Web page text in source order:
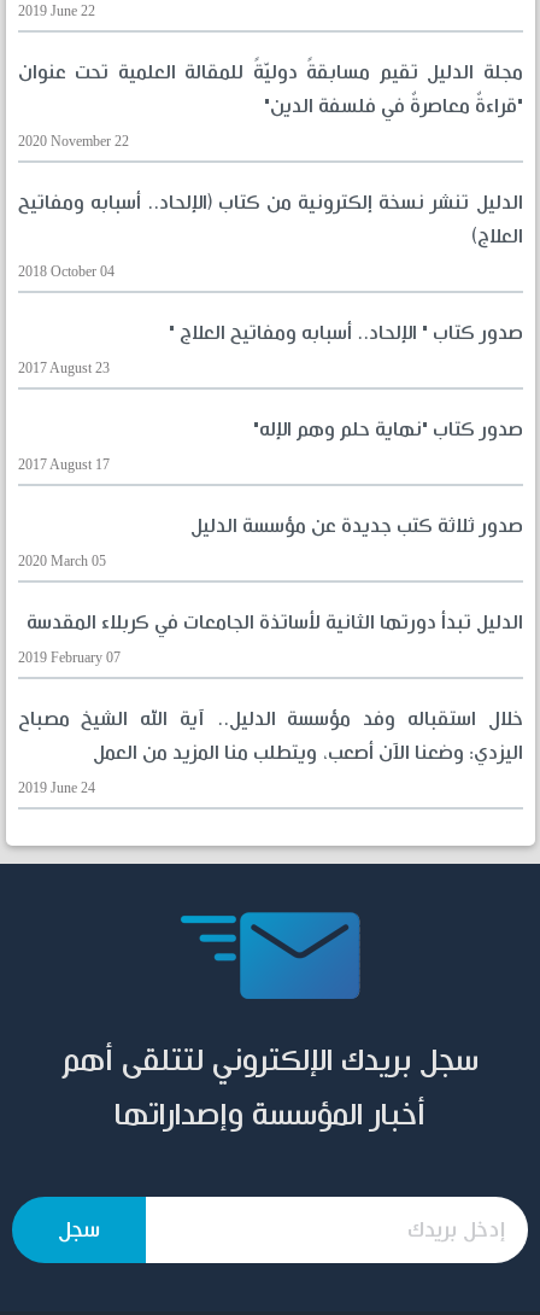
2019 June 22
مجلة الدليل تقيم مسابقةً دوليّةً للمقالة العلمية تحت عنوان
"قراءةٌ معاصرةٌ في فلسفة الدين"
2020 November 22
الدليل تنشر نسخة إلكترونية من كتاب (الإلحاد.. أسبابه ومفاتيح
العلاج)
2018 October 04
صدور كتاب " الإلحاد.. أسبابه ومفاتيح العلاج "
2017 August 23
صدور كتاب "نهاية حلم وهم الإله"
2017 August 17
صدور ثلاثة كتب جديدة عن مؤسسة الدليل
2020 March 05
الدليل تبدأ دورتها الثانية لأساتذة الجامعات في كربلاء المقدسة
2019 February 07
خلال استقباله وفد مؤسسة الدليل.. آية الله الشيخ مصباح
اليزدي: وضعنا الآن أصعب، ويتطلب منا المزيد من العمل
2019 June 24
سجل بريدك الإلكتروني لتتلقى أهم
أخبار المؤسسة وإصداراتها